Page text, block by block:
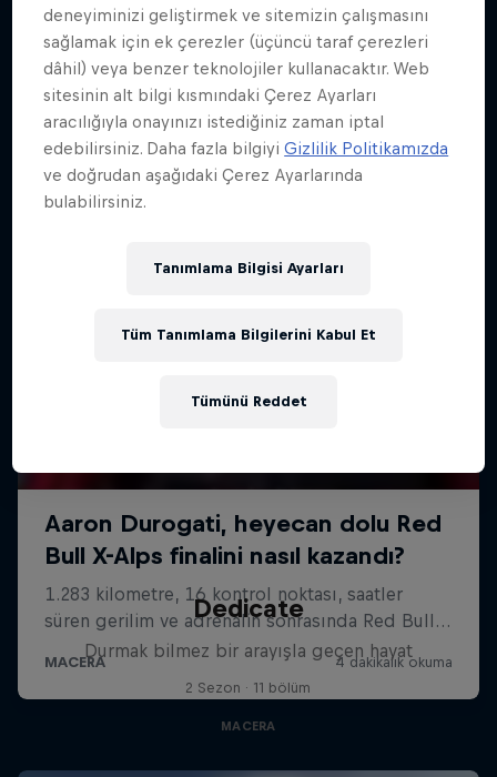
Dedicate
Durmak bilmez bir arayışla geçen hayat
2 Sezon · 11 bölüm
MACERA
deneyiminizi geliştirmek ve sitemizin çalışmasını
sağlamak için ek çerezler (üçüncü taraf çerezleri
dâhil) veya benzer teknolojiler kullanacaktır. Web
sitesinin alt bilgi kısmındaki Çerez Ayarları
aracılığıyla onayınızı istediğiniz zaman iptal
edebilirsiniz. Daha fazla bilgiyiGizlilik Politikamızda
ve doğrudan aşağıdaki Çerez Ayarlarında
bulabilirsiniz.
Tanımlama Bilgisi Ayarları
Tümünü Reddet
Tüm Tanımlama Bilgilerini Kabul Et